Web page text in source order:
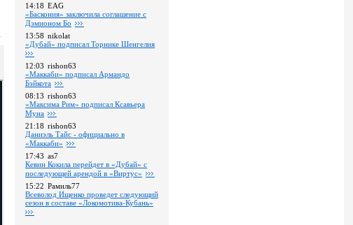
14:18 EAG
«Баскония» заключила соглашение с
Дэмионом Бо
13:58 nikolat
«Дубай» подписал Торнике Шенгелия
12:03 rishon63
«Маккаби» подписал Армандо
Бэйкота
08:13 rishon63
«Максима Рим» подписал Ксавьера
Муна
21:18 rishon63
Даниэль Тайс - официально в
«Маккаби»
17:43 as7
Кевин Кокила перейдет в «Дубай» с
последующей арендой в «Виртус»
15:22 Рамиль77
Всеволод Ищенко проведет следующий
сезон в составе «Локомотива-Кубань»